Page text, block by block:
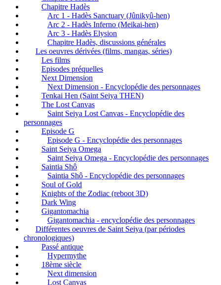
Chapitre Hadès
Arc 1 - Hadès Sanctuary (Jûnikyû-hen)
Arc 2 - Hadès Inferno (Meikai-hen)
Arc 3 - Hadès Elysion
Chapitre Hadès, discussions générales
Les oeuvres dérivées (films, mangas, séries)
Les films
Episodes préquelles
Next Dimension
Next Dimension - Encyclopédie des personnages
Tenkai Hen (Saint Seiya THEN)
The Lost Canvas
Saint Seiya Lost Canvas - Encyclopédie des
personnages
Episode G
Episode G - Encyclopédie des personnages
Saint Seiya Omega
Saint Seiya Omega - Encyclopédie des personnages
Saintia Shô
Saintia Shô - Encyclopédie des personnages
Soul of Gold
Knights of the Zodiac (reboot 3D)
Dark Wing
Gigantomachia
Gigantomachia - encyclopédie des personnages
Différentes oeuvres de Saint Seiya (par périodes
chronologiques)
Passé antique
Hypermythe
18ème siècle
Next dimension
Lost Canvas